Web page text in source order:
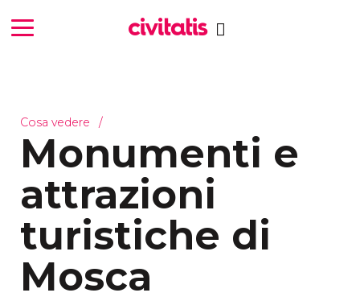
Cosa vedere
Monumenti e
attrazioni
turistiche di
Mosca